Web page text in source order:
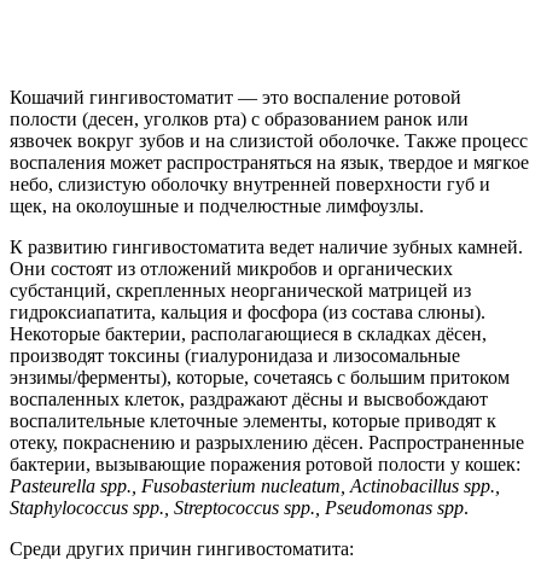
Кошачий гингивостоматит — это воспаление ротовой
полости (десен, уголков рта) с образованием ранок или
язвочек вокруг зубов и на слизистой оболочке. Также процесс
воспаления может распространяться на язык, твердое и мягкое
небо, слизистую оболочку внутренней поверхности губ и
щек, на околоушные и подчелюстные лимфоузлы.
К развитию гингивостоматита ведет наличие зубных камней.
Они состоят из отложений микробов и органических
субстанций, скрепленных неорганической матрицей из
гидроксиапатита, кальция и фосфора (из состава слюны).
Некоторые бактерии, располагающиеся в складках дёсен,
производят токсины (гиалуронидаза и лизосомальные
энзимы/ферменты), которые, сочетаясь с большим притоком
воспаленных клеток, раздражают дёсны и высвобождают
воспалительные клеточные элементы, которые приводят к
отеку, покраснению и разрыхлению дёсен. Распространенные
бактерии, вызывающие поражения ротовой полости у кошек:
Pasteurella spp., Fusobasterium nucleatum, Actinobacillus spp.,
Staphylococcus spp., Streptococcus spp., Pseudomonas spp.
Среди других причин гингивостоматита: